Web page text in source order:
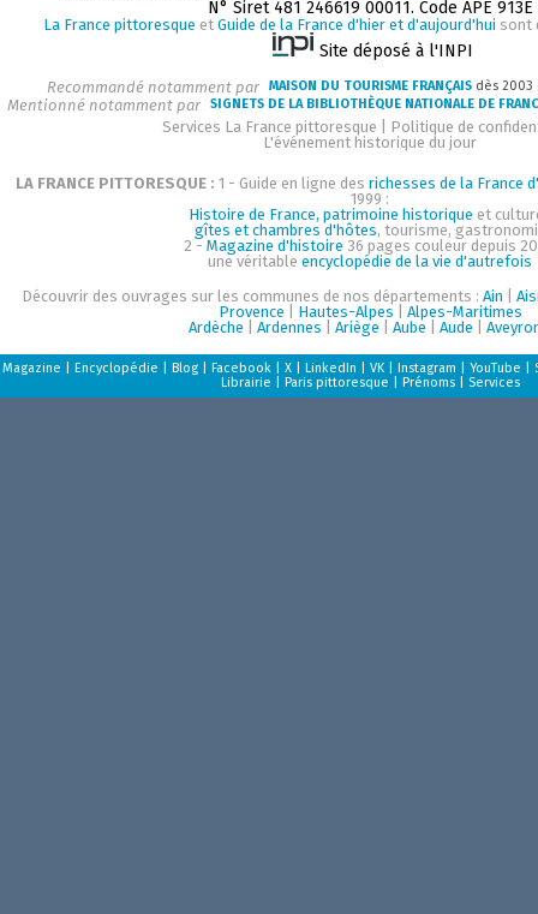
N° Siret 481 246619 00011. Code APE 913E
La France pittoresque et Guide de la France d'hier et d'aujourd'hui sont
Site déposé à l'INPI
Recommandé notamment par MAISON DU TOURISME FRANÇAIS dès
Mentionné notamment par SIGNETS DE LA BIBLIOTHÈQUE NATIONALE DE
Services La France pittoresque
Politique de
L'événement historique du jour
LA FRANCE PITTORESQUE : 1 - Guide en ligne des richesses de la France
1999 :
Histoire de France, patrimoine historique et
gîtes et chambres d'hôtes, tourisme,
2 - Magazine d'histoire 36 pages couleur depuis
une véritable encyclopédie de la vie d'autrefois
Découvrir des ouvrages sur les communes de nos départements : Ain
Provence
Hautes-Alpes
Alpes-Maritimes
Ardèche
Ardennes Ariège Aube Aude
Magazine Encyclopédie Blog| Facebook| X| LinkedIn VK| Instagram YouTube
Librairie
Paris pittoresque Prénoms| Services